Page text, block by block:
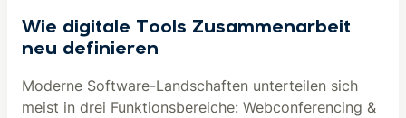
Wie digitale Tools Zusammenarbeit
neu definieren
Moderne Software-Landschaften unterteilen sich
meist in drei Funktionsbereiche: Webconferencing &